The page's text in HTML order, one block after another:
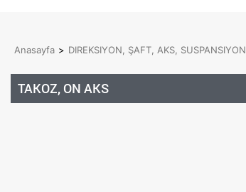
Anasayfa > DIREKSIYON, ŞAFT, AKS, SUSPANSIYON
TAKOZ, ON AKS